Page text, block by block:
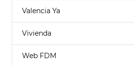
Valencia Ya
Vivienda
Web FDM